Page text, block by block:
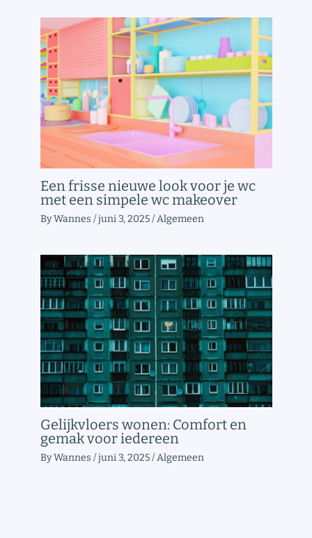
Een frisse nieuwe look voor je wc
met een simpele wc makeover
ByWannes /juni 3, 2025/Algemeen
Gelijkvloers wonen: Comfort en
gemak voor iedereen
ByWannes /juni 3, 2025/Algemeen